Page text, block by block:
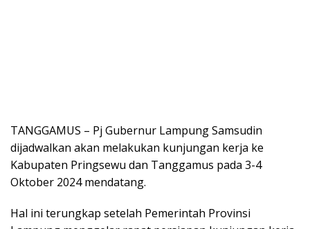
TANGGAMUS – Pj Gubernur Lampung Samsudin
dijadwalkan akan melakukan kunjungan kerja ke
Kabupaten Pringsewu dan Tanggamus pada 3-4
Oktober 2024 mendatang.
Hal ini terungkap setelah Pemerintah Provinsi